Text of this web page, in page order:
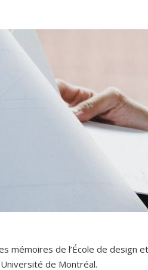
mémoires de l’École de design
de Montréal.